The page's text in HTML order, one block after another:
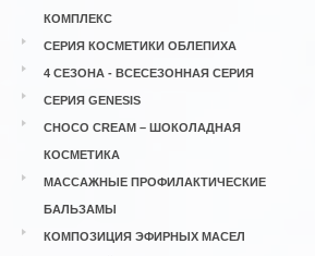
КОМПЛЕКС
СЕРИЯ КОСМЕТИКИ ОБЛЕПИХА
4 СЕЗОНА - ВСЕСЕЗОННАЯ СЕРИЯ
СЕРИЯ GENESIS
CHOCO CREAM – ШОКОЛАДНАЯ
КОСМЕТИКА
МАССАЖНЫЕ ПРОФИЛАКТИЧЕСКИЕ
БАЛЬЗАМЫ
КОМПОЗИЦИЯ ЭФИРНЫХ МАСЕЛ